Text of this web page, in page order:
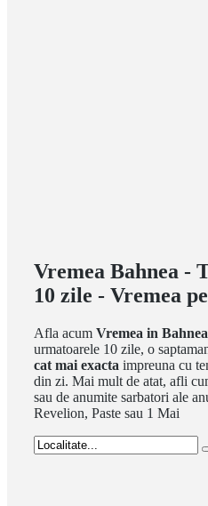
Vremea Bahnea -
10 zile - Vremea
Afla acum Vremea in
urmatoarele 10 zile, o
cat mai exacta impreuna cu
din zi. Mai mult de atat, afli
sau de anumite sarbatori ale
Revelion, Paste sau 1 Mai